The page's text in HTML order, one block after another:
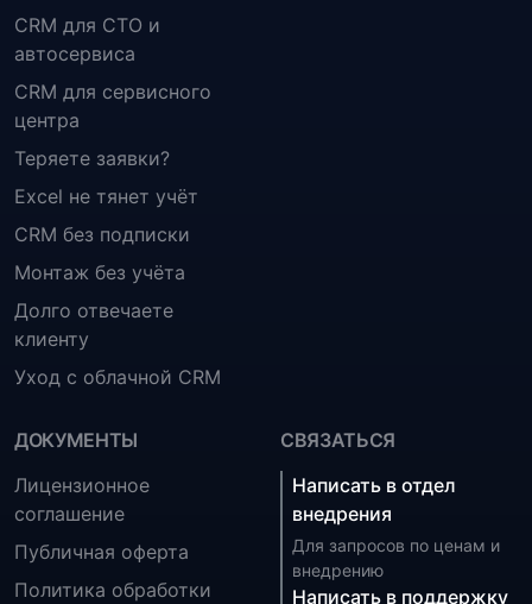
CRM для СТО и
автосервиса
CRM для сервисного
центра
Теряете заявки?
Excel не тянет учёт
CRM без подписки
Монтаж без учёта
Долго отвечаете
клиенту
Уход с облачной CRM
ДОКУМЕНТЫ
Лицензионное
соглашение
Публичная оферта
Политика обработки
СВЯЗАТЬСЯ
Написать в отдел
внедрения
Для запросов по ценам и
внедрению
Написать в поддержку